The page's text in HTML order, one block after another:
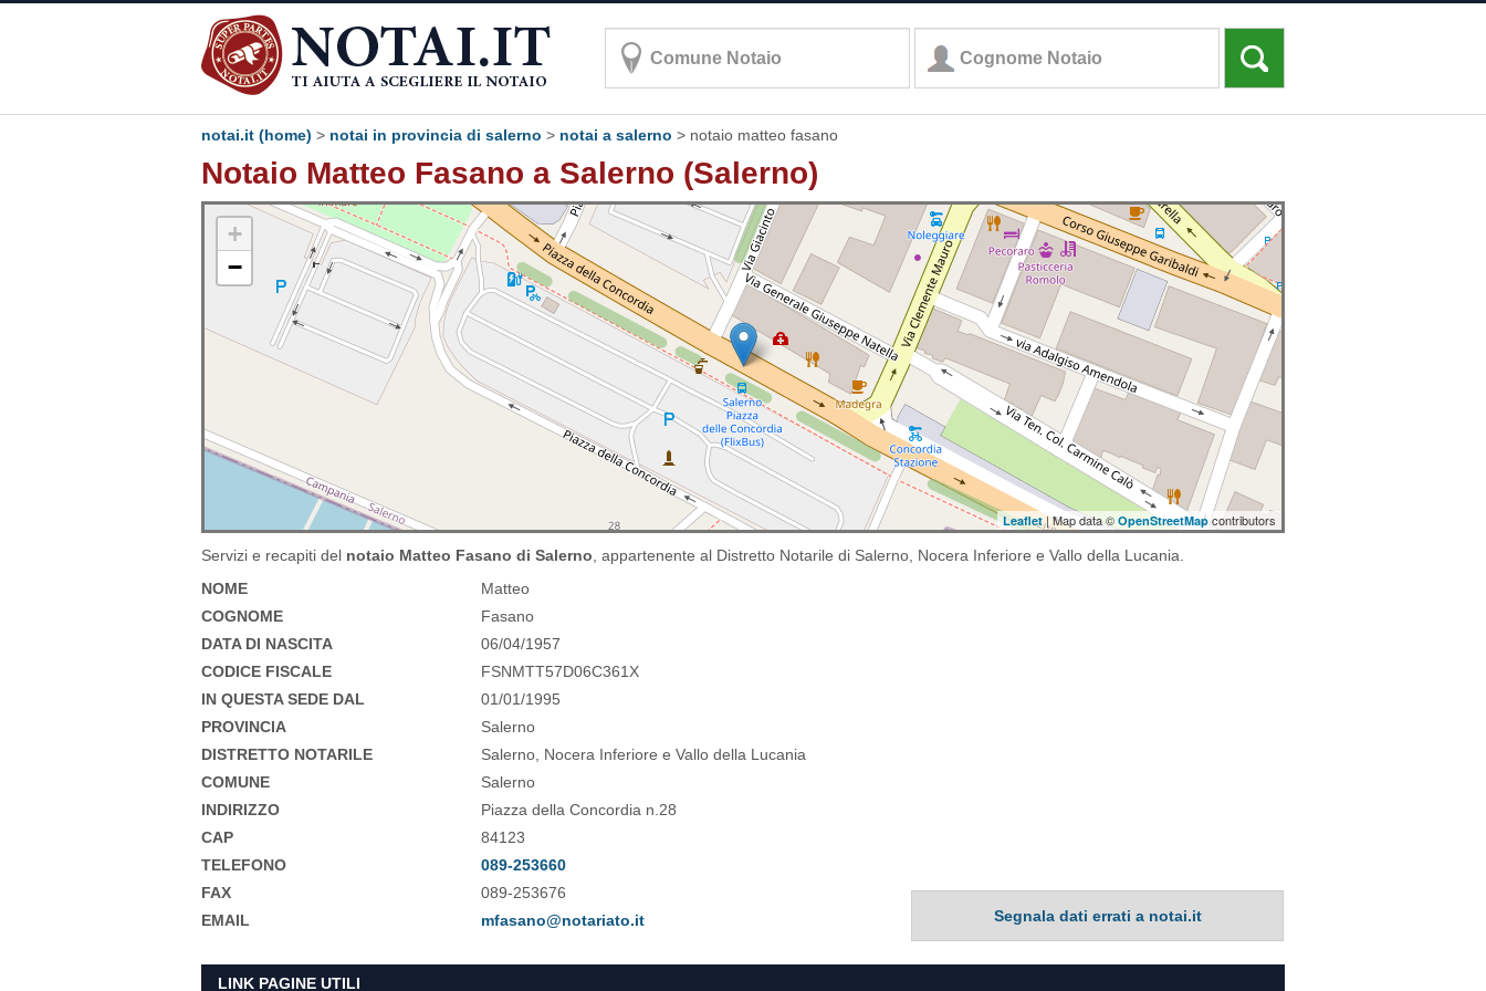
notai.it (home) > notai in provincia di salerno > notai a salerno > notaio matteo fasano
Notaio Matteo Fasano a Salerno (Salerno)
+
−
Leaflet| Map data © OpenStreetMap contributors
Servizi e recapiti del notaio Matteo Fasano di Salerno , appartenente al Distretto Notarile di Salerno, Nocera Inferiore e Vallo della Lucania.
NOME
Matteo
COGNOME
Fasano
DATA DI NASCITA
06/04/1957
CODICE FISCALE
FSNMTT57D06C361X
IN QUESTA SEDE DAL
01/01/1995
PROVINCIA
Salerno
DISTRETTO NOTARILE
Salerno, Nocera Inferiore e Vallo della Lucania
COMUNE
Salerno
INDIRIZZO
Piazza della Concordia n.28
CAP
84123
TELEFONO
089-253660
FAX
089-253676
EMAIL
mfasano@notariato.it Segnala dati errati a notai.it
LINK PAGINE UTILI